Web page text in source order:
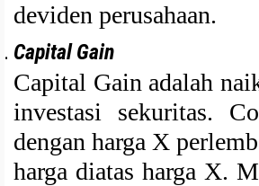
deviden perusahaan.
Capital Gain
Capital Gain adalah
investasi sekuritas.
dengan harga X
harga diatas harga X.